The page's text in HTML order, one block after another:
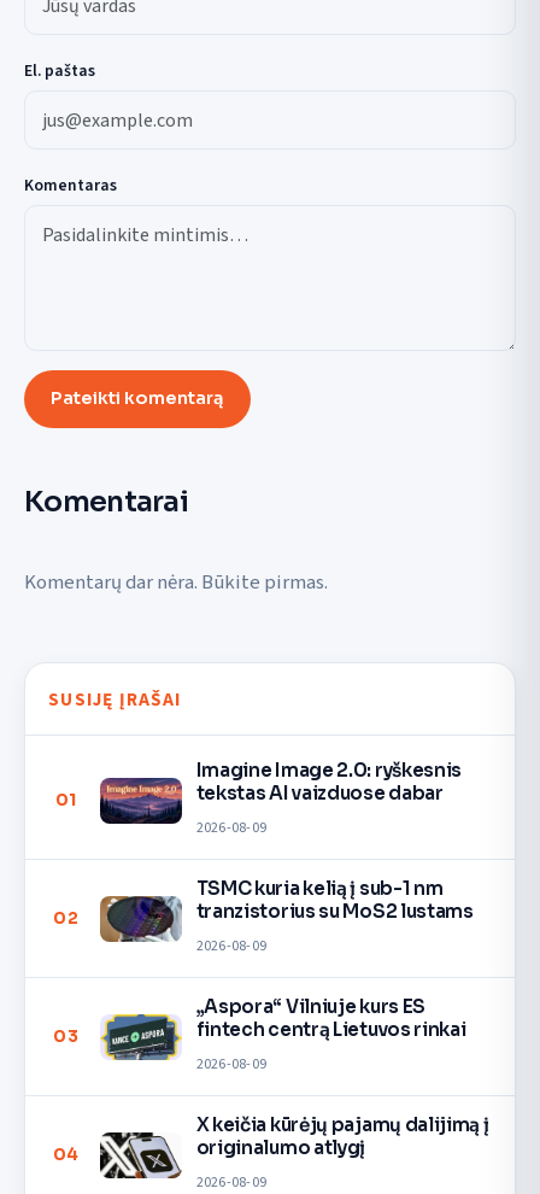
El. paštas
Komentaras
Pateikti komentarą
Komentarai
Komentarų dar nėra. Būkite pirmas.
SUSIJĘ ĮRAŠAI
01
Imagine Image 2.0: ryškesnis
tekstas AI vaizduose dabar
2026-08-09
02
TSMC kuria kelią į sub-1 nm
tranzistorius su MoS2 lustams
2026-08-09
03
„Aspora“ Vilniuje kurs ES
fintech centrą Lietuvos rinkai
2026-08-09
04
X keičia kūrėjų pajamų dalijimą į
originalumo atlygį
2026-08-09